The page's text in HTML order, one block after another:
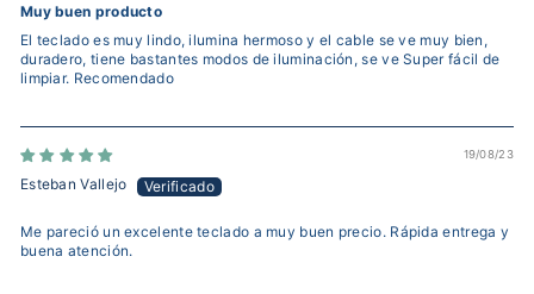
Muy buen producto
El teclado es muy lindo, ilumina hermoso y el cable se ve muy bien,
duradero, tiene bastantes modos de iluminación, se ve Super fácil de
limpiar. Recomendado
19/08/23
Esteban Vallejo
Me pareció un excelente teclado a muy buen precio. Rápida entrega y
buena atención.